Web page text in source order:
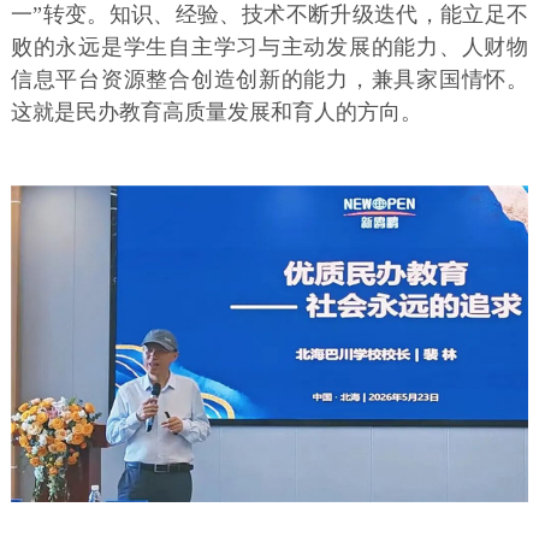
一”转变。知识、经验、技术不断升级迭代，能立足不
败的永远是学生自主学习与主动发展的能力、人财物
信息平台资源整合创造创新的能力，兼具家国情怀。
这就是民办教育高质量发展和育人的方向。